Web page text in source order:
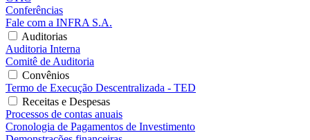
Conferências
Fale com a INFRA S.A.
Auditorias
Auditoria Interna
Comitê de Auditoria
Convênios
Termo de Execução Descentralizada - TED
Receitas e Despesas
Processos de contas anuais
Cronologia de Pagamentos de Investimento